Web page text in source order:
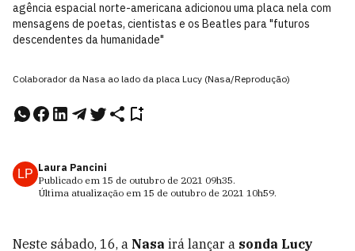
agência espacial norte-americana adicionou uma placa nela com
mensagens de poetas, cientistas e os Beatles para "futuros
descendentes da humanidade"
Colaborador da Nasa ao lado da placa Lucy (Nasa/Reprodução)
LP Laura Pancini
Publicado em 15 de outubro de 2021 09h35.
Última atualização em 15 de outubro de 2021 10h59.
Neste sábado, 16, a Nasa irá lançar a sonda Lucy